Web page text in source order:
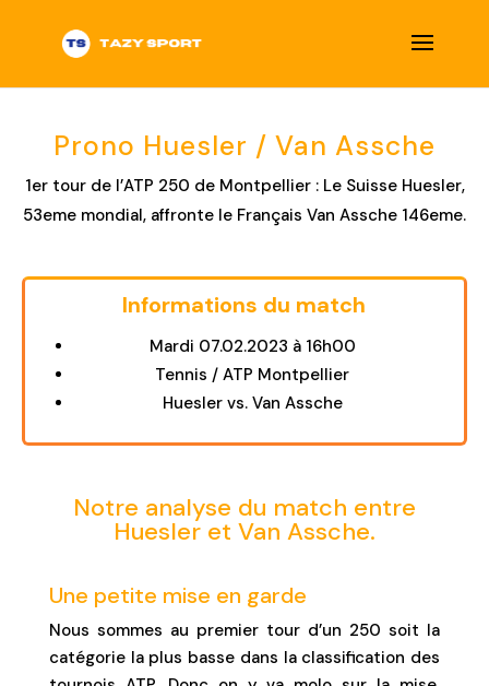
Prono Huesler / Van Assche
1er tour de l’ATP 250 de Montpellier : Le Suisse Huesler,
53eme mondial, affronte le Français Van Assche 146eme.
Title
Informations du match
Mardi 07.02.2023 à 16h00
Tennis / ATP Montpellier
Huesler vs. Van Assche
Notre analyse du match entre
Huesler et Van Assche.
Une petite mise en garde
Nous sommes au premier tour d’un 250 soit la
catégorie la plus basse dans la classification des